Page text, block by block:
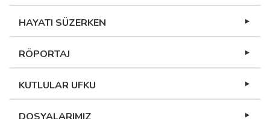
HAYATI SÜZERKEN
RÖPORTAJ
KUTLULAR UFKU